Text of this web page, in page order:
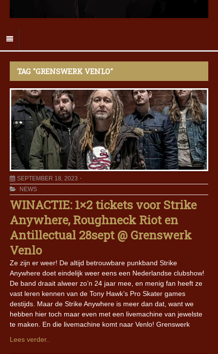
TAG "GRENSWERK VENLO"
SEPTEMBER 18, 2023
NEWS
WINACTIE: 1×2 tickets voor Strike
Anywhere, Roughneck Riot en
Antillectual 28sept @ Grenswerk
Venlo
Ze zijn er weer! De altijd betrouwbare punkband Strike
Anywhere doet eindelijk weer eens een Nederlandse clubshow!
De band draait alweer zo’n 24 jaar mee, en menig fan heeft ze
vast leren kennen van de Tony Hawk’s Pro Skater games
destijds. Maar de Strike Anywhere is meer dan dat, want we
hebben hier toch maar even met een livemachine van jewelste
te maken. En die livemachine komt naar Venlo! Grenswerk
Lees verder..